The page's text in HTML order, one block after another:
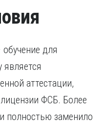
для
является
аттестации,
ФСБ. Более
полностью заменило